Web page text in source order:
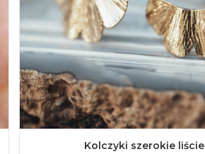
Kolczyki szerokie liście